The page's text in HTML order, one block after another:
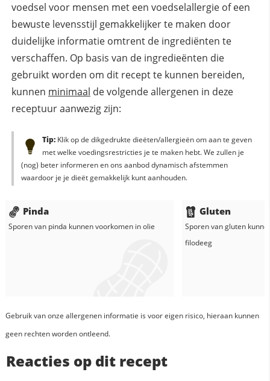
voedsel voor mensen met een voedselallergie of een
bewuste levensstijl gemakkelijker te maken door
duidelijke informatie omtrent de ingrediënten te
verschaffen. Op basis van de ingredieënten die
gebruikt worden om dit recept te kunnen bereiden,
kunnen minimaal de volgende allergenen in deze
receptuur aanwezig zijn:
Tip:Klik op de dikgedrukte dieëten/allergieën om aan te geven
met welke voedingsrestricties je te maken hebt. We zullen je
(nog) beter informeren en ons aanbod dynamisch afstemmen
waardoor je je dieët gemakkelijk kunt aanhouden.
Pinda
Sporen van pinda kunnen voorkomen inolie
Gluten
Sporen van gluten
filodeeg
Gebruik van onze allergenen informatie is voor eigen risico, hieraan kunnen
geen rechten worden ontleend.
Reacties op dit recept